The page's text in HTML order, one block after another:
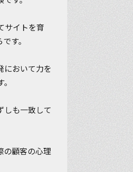
サイトを育
す。
において力を
しも一致して
の顧客の心理